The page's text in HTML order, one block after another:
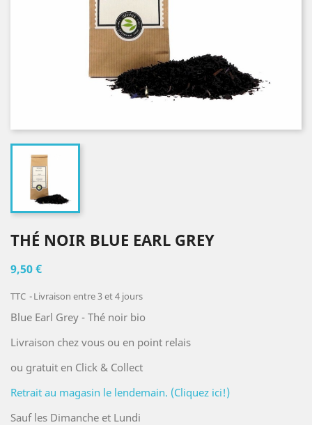
THÉ NOIR BLUE EARL GREY
9,50 €
TTC Livraison entre 3 et 4 jours
Blue Earl Grey - Thé noir bio
Livraison chez vous ou en point relais
ou gratuit en Click & Collect
Retrait au magasin le lendemain. (Cliquez ici!)
Sauf les Dimanche et Lundi